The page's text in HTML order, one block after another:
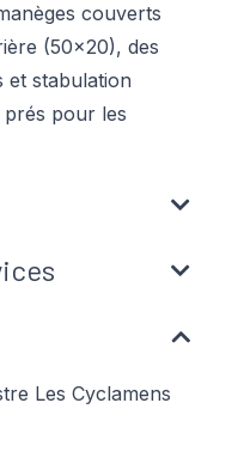
couverts
(50x20), des
et stabulation
pour les
vendredi 9h à 17h
personnes : 30€
45€ par
Carrière
Les Cyclamens